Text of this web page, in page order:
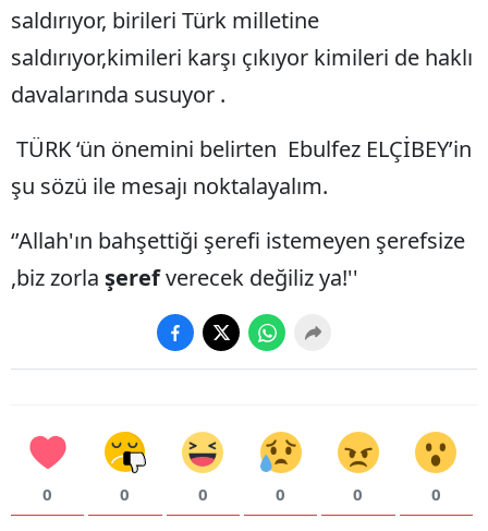
saldırıyor, birileri Türk milletine
saldırıyor,kimileri karşı çıkıyor kimileri de haklı
davalarında susuyor .
TÜRK ‘ün önemini belirten Ebulfez ELÇİBEY’in
şu sözü ile mesajı noktalayalım.
‘’Allah'ın bahşettiği şerefi istemeyen şerefsize
,biz zorla şerefverecek değiliz ya!''
0 0 0 0 0 0